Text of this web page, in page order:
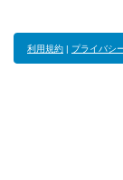
利用規約 | プライバシ